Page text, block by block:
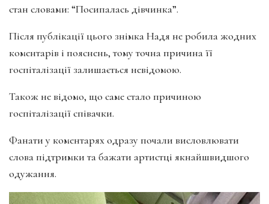
стан словами: “Посипалась дівчинка”.
Після публікації цього знімка Надя не робила жодних
коментарів і пояснень, тому точна причина її
госпіталізації залишається невідомою.
Також не відомо, що саме стало причиною
госпіталізації співачки.
Фанати у коментарях одразу почали висловлювати
слова підтримки та бажати артистці якнайшвидшого
одужання.